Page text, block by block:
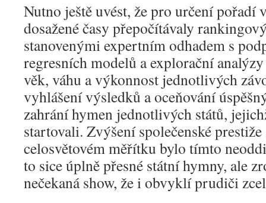
Nutno ještě uvést, že pro určení pořadí
dosažené časy přepočítávaly
stanovenými expertním odhadem s
regresních modelů a explorační
věk, váhu a výkonnost jednotlivých
vyhlášení výsledků a oceňování
zahrání hymen jednotlivých států,
startovali. Zvýšení společenské
celosvětovém měřítku bylo tímto
to sice úplně přesné státní hymny, ale
nečekaná show, že i obvyklí prudiči